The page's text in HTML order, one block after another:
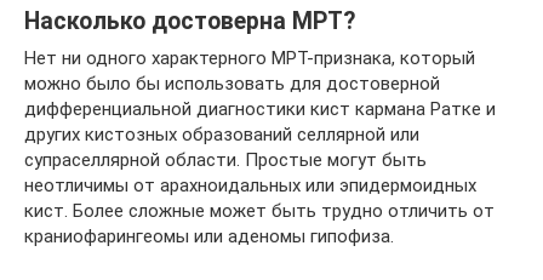
Насколько достоверна МРТ?
Нет ни одного характерного МРТ-признака, который
можно было бы использовать для достоверной
дифференциальной диагностики кист кармана Ратке и
других кистозных образований селлярной или
супраселлярной области. Простые могут быть
неотличимы от арахноидальных или эпидермоидных
кист. Более сложные может быть трудно отличить от
краниофарингеомы или аденомы гипофиза.